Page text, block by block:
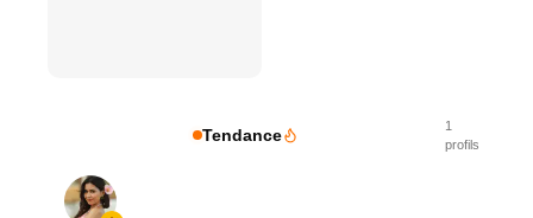
Tendance
1
profils